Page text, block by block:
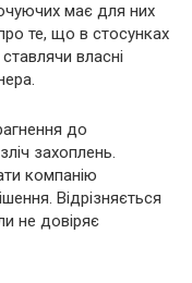
має для них
те, що в стосунках
власні
до
захоплень.
компанію
Відрізняється
не довіряє